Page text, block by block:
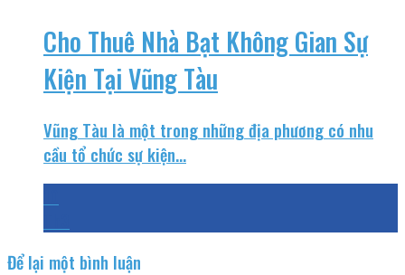
Cho Thuê Nhà Bạt Không Gian Sự
Kiện Tại Vũng Tàu
Vũng Tàu là một trong những địa phương có nhu
cầu tổ chức sự kiện...
Để lại một bình luận